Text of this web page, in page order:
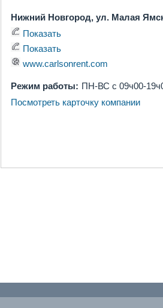
Нижний Новгород, ул. Малая
Показать
Показать
www.carlsonrent.com
Режим работы: ПН-ВС с 09ч00-
Посмотреть карточку компании